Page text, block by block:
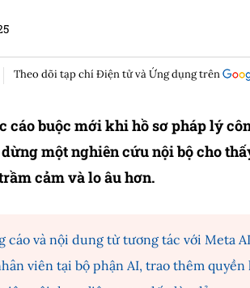
Theo dõi tạp chí Điện tử và Ứng dụng trên
cáo buộc mới khi hồ sơ pháp lý
một nghiên cứu nội bộ cho
cảm và lo âu hơn.
cáo và nội dung từ tương tác với Meta AI
viên tại bộ phận AI, trao thêm